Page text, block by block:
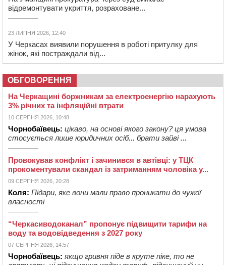
відремонтувати укриття, розраховане...
23 ЛИПНЯ 2026, 12:40
У Черкасах виявили порушення в роботі притулку для
жінок, які постраждали від...
ОБГОВОРЕННЯ
На Черкащині боржникам за електроенергію нарахують
3% річних та інфляційні втрати
10 СЕРПНЯ 2026, 10:48
Чорнобаївець: цікаво, на основі якого закону? ця умова
стосується лише юридичних осіб... брати зайві ...
Провокував конфлікт і зачинився в автівці: у ТЦК
прокоментували скандал із затриманням чоловіка у...
09 СЕРПНЯ 2026, 20:28
Коля: Підари, яке вони мали право проникати до чужої
власності
“Черкасиводоканал” пропонує підвищити тарифи на
воду та водовідведення з 2027 року
07 СЕРПНЯ 2026, 14:57
Чорнобаївець: якщо гривня піде в круте піке, то не